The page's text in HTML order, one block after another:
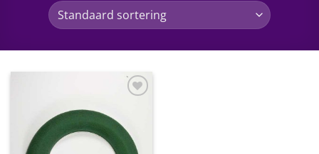
wenslijst